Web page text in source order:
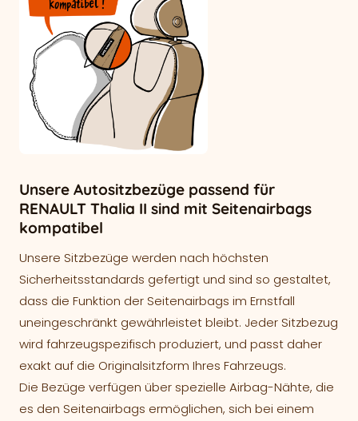
Unsere Autositzbezüge passend für
RENAULT Thalia II sind mit Seitenairbags
kompatibel
Unsere Sitzbezüge werden nach höchsten
Sicherheitsstandards gefertigt und sind so gestaltet,
dass die Funktion der Seitenairbags im Ernstfall
uneingeschränkt gewährleistet bleibt. Jeder Sitzbezug
wird fahrzeugspezifisch produziert, und passt daher
exakt auf die Originalsitzform Ihres Fahrzeugs.
Die Bezüge verfügen über spezielle Airbag-Nähte, die
es den Seitenairbags ermöglichen, sich bei einem